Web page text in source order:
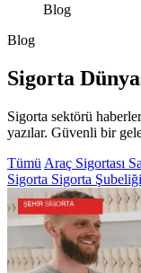
Blog
Blog
Sigorta
Sigorta sektörü
yazılar. Güvenli bir
Tümü Araç Sigortası
Sigorta Sigorta Şubeliği